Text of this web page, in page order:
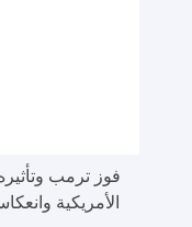
فوز ترمب
الأمريكية